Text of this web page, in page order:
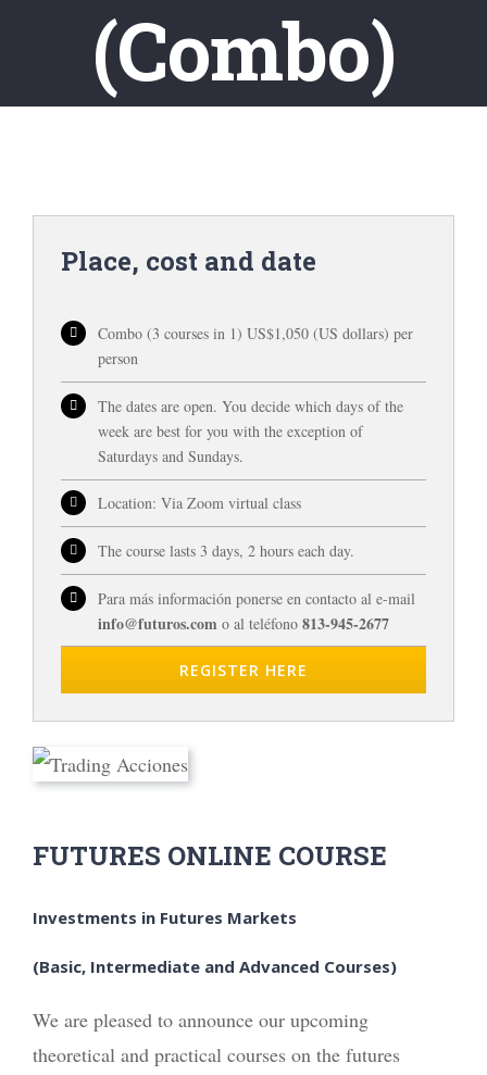
(Combo)
Place, cost and date
Combo (3 courses in 1) US$1,050 (US dollars) per
person
The dates are open. You decide which days of the
week are best for you with the exception of
Saturdays and Sundays.
Location: Via Zoom virtual class
The course lasts 3 days, 2 hours each day.
Para más información ponerse en contacto al e-mail
info@futuros.com o al teléfono 813-945-2677
REGISTER HERE
FUTURES ONLINE COURSE
Investments in Futures Markets
(Basic, Intermediate and Advanced Courses)
We are pleased to announce our upcoming
theoretical and practical courses on the futures